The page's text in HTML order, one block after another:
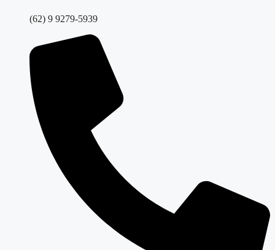
(62) 9 9279-5939